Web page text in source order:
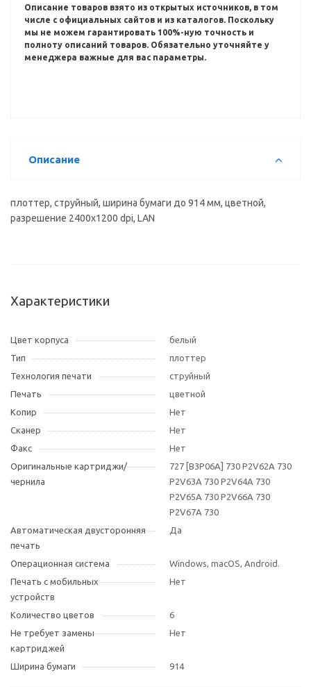
Описание товаров взято из открытых источников, в том
числе с официальных сайтов и из каталогов. Поскольку
мы не можем гарантировать 100%-ную точность и
полноту описаний товаров. Обязательно уточняйте у
менеджера важные для вас параметры.
Описание
плоттер, струйный, ширина бумаги до 914 мм, цветной,
разрешение 2400x1200 dpi, LAN
Характеристики
Цвет корпуса
белый
Тип
плоттер
Технология печати
струйный
Печать
цветной
Копир
Нет
Сканер
Нет
Факс
Нет
Оригинальные картриджи/
чернила
727 [B3P06A] 730 P2V62A 730
P2V63A 730 P2V64A 730
P2V65A 730 P2V66A 730
P2V67A 730
Автоматическая двусторонняя
печать
Да
Операционная система
Windows, macOS, Android.
Печать с мобильных
устройств
Нет
Количество цветов
6
Не требует замены
картриджей
Нет
Ширина бумаги 914